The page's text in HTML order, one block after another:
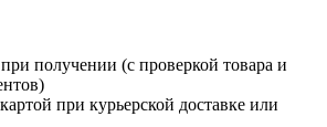
получении (с проверкой товара и
при курьерской доставке или